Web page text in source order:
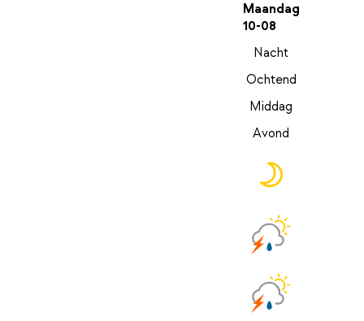
Maandag
10-08
Nacht
Ochtend
Middag
Avond